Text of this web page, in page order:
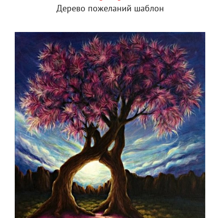
Дерево пожеланий шаблон